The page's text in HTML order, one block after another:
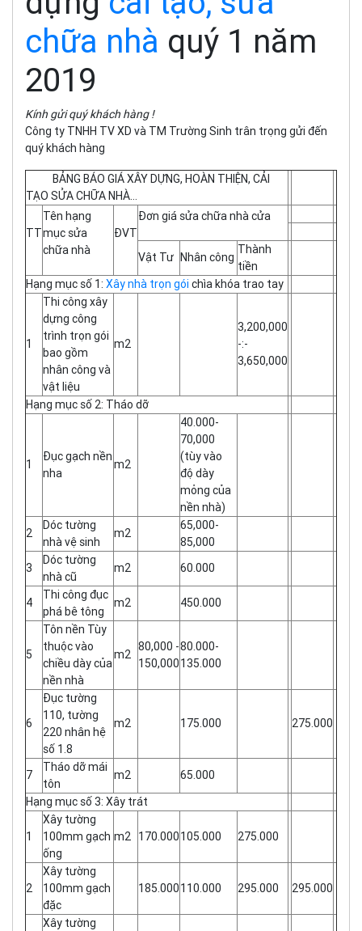
chữa nhà quý 1 năm
2019
Kính gửi quý khách hàng !
Công ty TNHH TV XD và TM Trường Sinh trân trọng gửi đến
quý khách hàng
BẢNG BÁO GIÁ XÂY DỰNG, HOÀN THIỆN, CẢI
TẠO SỬA CHỮA NHÀ…
TT
Tên hạng
mục sửa
chữa nhà
ĐVT
Đơn giá sửa chữa nhà cửa
Vật Tư Nhân công
Thành
tiền
Hạng mục số 1: Xây nhà trọn gói chìa khóa trao tay
1
Thi công xây
dựng công
trình trọn gói
bao gồm
nhân công và
vật liệu
m2
3,200,000
-:-
3,650,000
Hạng mục số 2: Tháo dỡ
1
Đục gạch nền
nha
m2
40.000-
70,000
(tùy vào
độ dày
mỏng của
nền nhà)
2
Dóc tường
nhà vệ sinh
m2
65,000-
85,000
3
Dóc tường
nhà cũ
m2 60.000
4
Thi công đục
phá bê tông
m2 450.000
5
Tôn nền Tùy
thuộc vào
chiều dày của
nền nhà
m2
80,000 -
150,000
80.000-
135.000
6
Đục tường
110, tường
220 nhân hệ
số 1.8
m2 175.000 275.000
7
Tháo dỡ mái
tôn
m2
65.000
Hạng mục số 3: Xây trát
1
Xây tường
100mm gạch
ống
m2 170.000105.000 275.000
2
Xây tường
100mm gạch
đặc
185.000110.000 295.000 295.000
Xây tường